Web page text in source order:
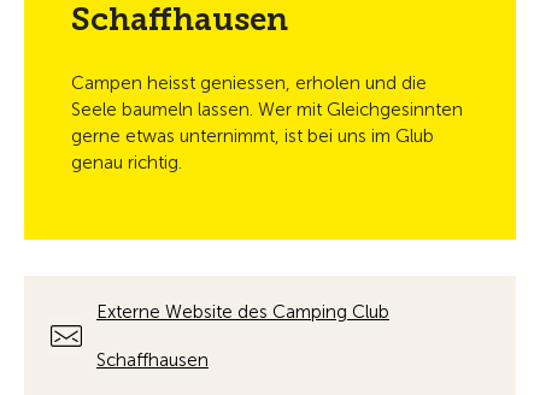
Schaffhausen
Campen heisst geniessen, erholen und die
Seele baumeln lassen. Wer mit Gleichgesinnten
gerne etwas unternimmt, ist bei uns im Glub
genau richtig.
Externe Website des Camping Club
Schaffhausen